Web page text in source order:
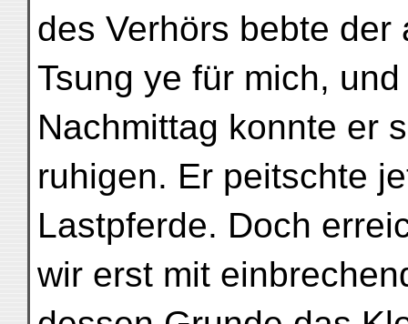
des Verhörs bebte der
Tsung ye für mich,
Nachmittag konnte er
ruhigen. Er peitschte
Lastpferde. Doch
wir erst mit